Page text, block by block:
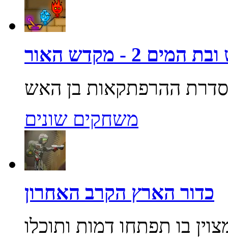
2 - מקדש האור
משחקים שונים
כדור הארץ הקרב האחרון